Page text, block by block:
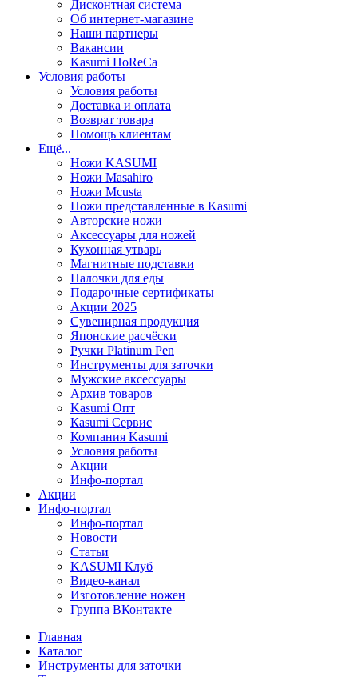
Дисконтная система
Об интернет-магазине
Наши партнеры
Вакансии
Kasumi HoReCa
Условия работы
Условия работы
Доставка и оплата
Возврат товара
Помощь клиентам
Ещё...
Ножи KASUMI
Ножи Masahiro
Ножи Mcusta
Ножи представленные в Kasumi
Авторские ножи
Аксессуары для ножей
Кухонная утварь
Магнитные подставки
Палочки для еды
Подарочные сертификаты
Акции 2025
Сувенирная продукция
Японские расчёски
Ручки Platinum Pen
Инструменты для заточки
Мужские аксессуары
Архив товаров
Kasumi Опт
Кasumi Сервис
Компания Kasumi
Условия работы
Акции
Инфо-портал
Акции
Инфо-портал
Инфо-портал
Новости
Статьи
KASUMI Клуб
Видео-канал
Изготовление ножен
Группа ВКонтакте
Главная
Каталог
Инструменты для заточки